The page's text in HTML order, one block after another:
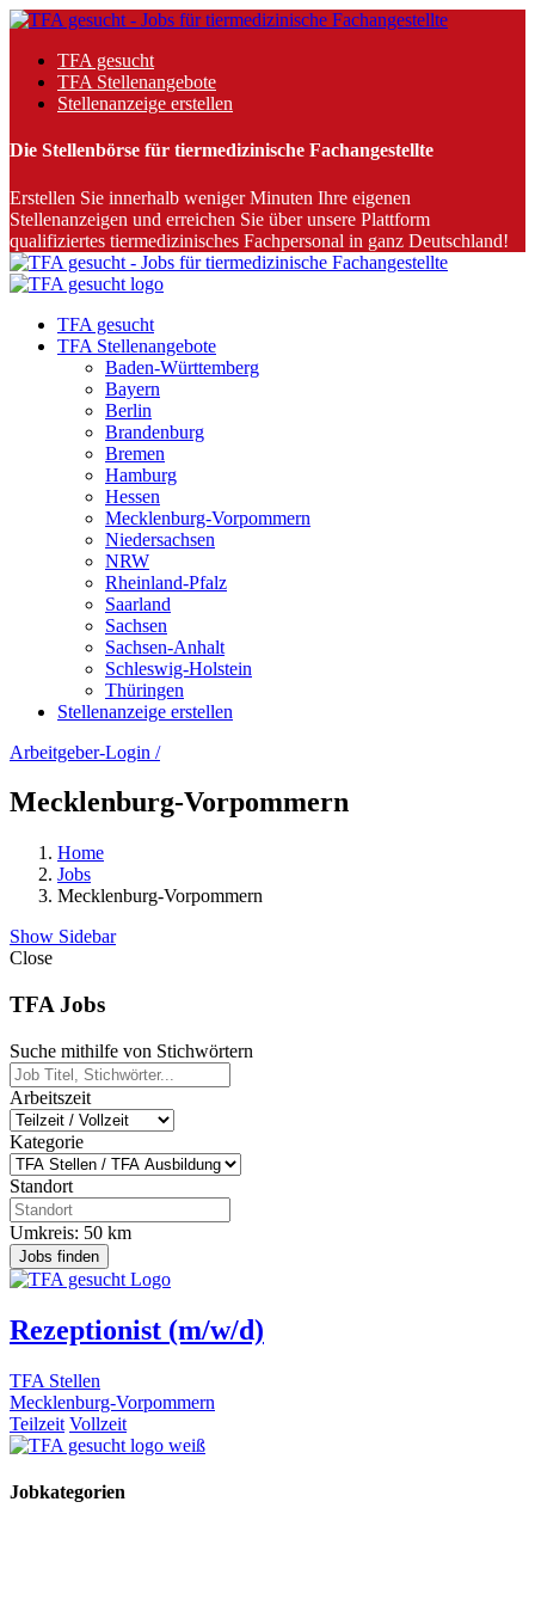
TFA gesucht
TFA Stellenangebote
Stellenanzeige erstellen
Die Stellenbörse für tiermedizinische Fachangestellte
Erstellen Sie innerhalb weniger Minuten Ihre eigenen
Stellenanzeigen und erreichen Sie über unsere Plattform
qualifiziertes tiermedizinisches Fachpersonal in ganz Deutschland!
TFA gesucht
TFA Stellenangebote
Baden-Württemberg
Bayern
Berlin
Brandenburg
Bremen
Hamburg
Hessen
Mecklenburg-Vorpommern
Niedersachsen
NRW
Rheinland-Pfalz
Saarland
Sachsen
Sachsen-Anhalt
Schleswig-Holstein
Thüringen
Stellenanzeige erstellen
Arbeitgeber-Login /
Mecklenburg-Vorpommern
Home
Jobs
Mecklenburg-Vorpommern
Show Sidebar
Close
TFA Jobs
Suche mithilfe von Stichwörtern
Arbeitszeit
Kategorie
Standort
Umkreis: 50 km
Jobs finden
Rezeptionist (m/w/d)
TFA Stellen
Mecklenburg-Vorpommern
Teilzeit Vollzeit
Jobkategorien